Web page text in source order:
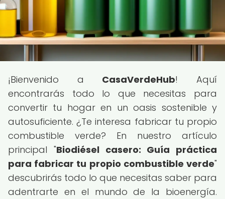
¡Bienvenido a CasaVerdeHub! Aquí
encontrarás todo lo que necesitas para
convertir tu hogar en un oasis sostenible y
autosuficiente. ¿Te interesa fabricar tu propio
combustible verde? En nuestro artículo
principal "Biodiésel casero: Guía práctica
para fabricar tu propio combustible verde"
descubrirás todo lo que necesitas saber para
adentrarte en el mundo de la bioenergía.